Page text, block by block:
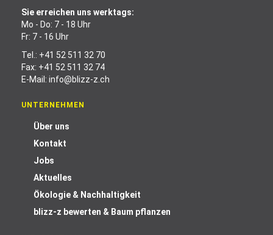
Sie erreichen uns werktags:
Mo - Do: 7 - 18 Uhr
Fr: 7 - 16 Uhr
Tel.: +41 52 511 32 70
Fax: +41 52 511 32 74
E-Mail: info@blizz-z.ch
UNTERNEHMEN
Über uns
Kontakt
Jobs
Aktuelles
Ökologie & Nachhaltigkeit
blizz-z bewerten & Baum pflanzen